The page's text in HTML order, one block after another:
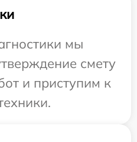
мы
смету
и приступим к